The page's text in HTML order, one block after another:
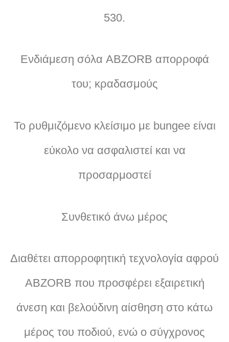
530.
Ενδιάμεση σόλα ABZORB απορροφά
του; κραδασμούς
Το ρυθμιζόμενο κλείσιμο με bungee είναι
εύκολο να ασφαλιστεί και να
προσαρμοστεί
Συνθετικό άνω μέρος
Διαθέτει απορροφητική τεχνολογία αφρού
ABZORB που προσφέρει εξαιρετική
άνεση και βελούδινη αίσθηση στο κάτω
μέρος του ποδιού, ενώ ο σύγχρονος